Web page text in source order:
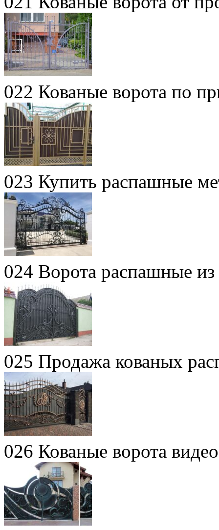
022 Кованые ворота по
023 Купить распашные
024 Ворота распашные из
025 Продажа кованых
026 Кованые ворота видео